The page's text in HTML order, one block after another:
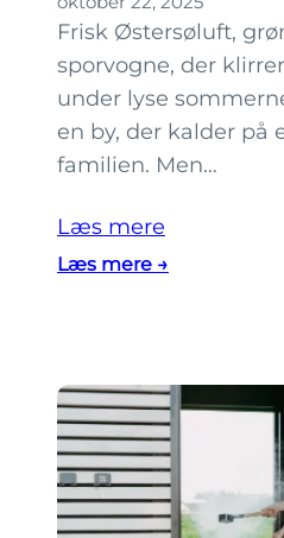
o
p
a
H
i
n
k
i
Frisk Østersø­luft,
sporvogne, der
under lyse
en by, der kalder på
familien. Men…
Læs mere
Læs mere →
r
s
k
a
l